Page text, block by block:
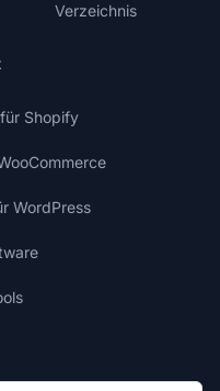
Verzeichnis
Shopify
WordPress